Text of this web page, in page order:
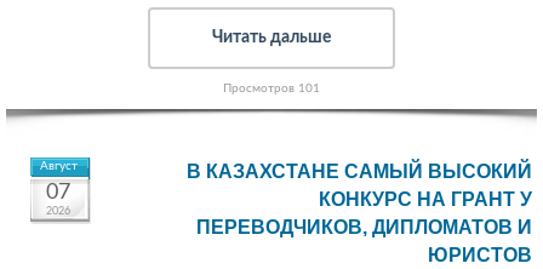
Читать дальше
Просмотров 101
Август
07
2026
В КАЗАХСТАНЕ САМЫЙ ВЫСОКИЙ
КОНКУРС НА ГРАНТ У
ПЕРЕВОДЧИКОВ, ДИПЛОМАТОВ И
ЮРИСТОВ